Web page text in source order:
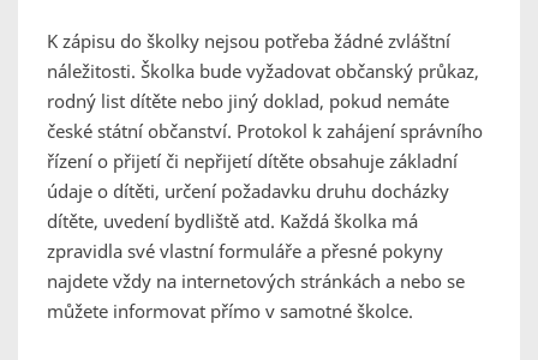
K zápisu do školky nejsou potřeba žádné zvláštní
náležitosti. Školka bude vyžadovat občanský průkaz,
rodný list dítěte nebo jiný doklad, pokud nemáte
české státní občanství. Protokol k zahájení správního
řízení o přijetí či nepřijetí dítěte obsahuje základní
údaje o dítěti, určení požadavku druhu docházky
dítěte, uvedení bydliště atd. Každá školka má
zpravidla své vlastní formuláře a přesné pokyny
najdete vždy na internetových stránkách a nebo se
můžete informovat přímo v samotné školce.